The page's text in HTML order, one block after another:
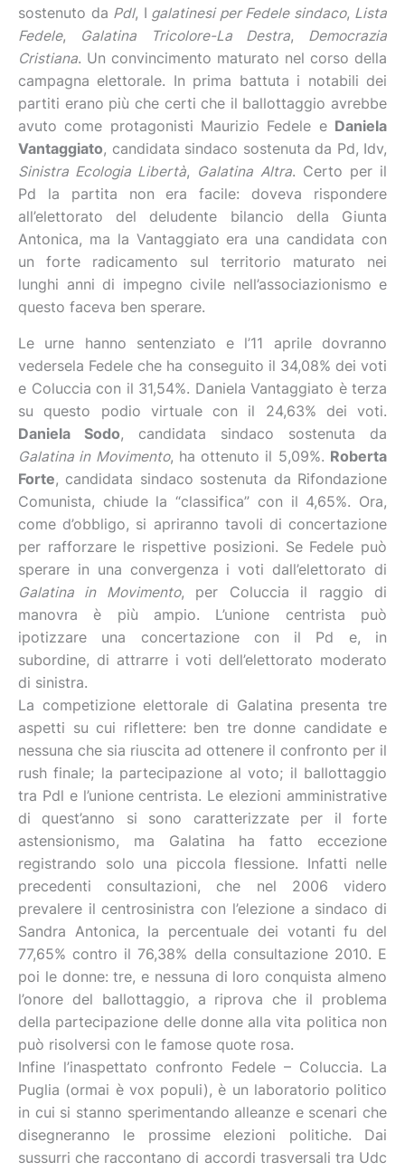
sostenuto da Pdl, I galatinesi per Fedele sindaco, Lista
Fedele, Galatina Tricolore-La Destra, Democrazia
Cristiana. Un convincimento maturato nel corso della
campagna elettorale. In prima battuta i notabili dei
partiti erano più che certi che il ballottaggio avrebbe
avuto come protagonisti Maurizio Fedele e Daniela
Vantaggiato, candidata sindaco sostenuta da Pd, Idv,
Sinistra Ecologia Libertà, Galatina Altra. Certo per il
Pd la partita non era facile: doveva rispondere
all’elettorato del deludente bilancio della Giunta
Antonica, ma la Vantaggiato era una candidata con
un forte radicamento sul territorio maturato nei
lunghi anni di impegno civile nell’associazionismo e
questo faceva ben sperare.
Le urne hanno sentenziato e l’11 aprile dovranno
vedersela Fedele che ha conseguito il 34,08% dei voti
e Coluccia con il 31,54%. Daniela Vantaggiato è terza
su questo podio virtuale con il 24,63% dei voti.
Daniela Sodo, candidata sindaco sostenuta da
Galatina in Movimento, ha ottenuto il 5,09%. Roberta
Forte, candidata sindaco sostenuta da Rifondazione
Comunista, chiude la “classifica” con il 4,65%. Ora,
come d’obbligo, si apriranno tavoli di concertazione
per rafforzare le rispettive posizioni. Se Fedele può
sperare in una convergenza i voti dall’elettorato di
Galatina in Movimento, per Coluccia il raggio di
manovra è più ampio. L’unione centrista può
ipotizzare una concertazione con il Pd e, in
subordine, di attrarre i voti dell’elettorato moderato
di sinistra.
La competizione elettorale di Galatina presenta tre
aspetti su cui riflettere: ben tre donne candidate e
nessuna che sia riuscita ad ottenere il confronto per il
rush finale; la partecipazione al voto; il ballottaggio
tra Pdl e l’unione centrista. Le elezioni amministrative
di quest’anno si sono caratterizzate per il forte
astensionismo, ma Galatina ha fatto eccezione
registrando solo una piccola flessione. Infatti nelle
precedenti consultazioni, che nel 2006 videro
prevalere il centrosinistra con l’elezione a sindaco di
Sandra Antonica, la percentuale dei votanti fu del
77,65% contro il 76,38% della consultazione 2010. E
poi le donne: tre, e nessuna di loro conquista almeno
l’onore del ballottaggio, a riprova che il problema
della partecipazione delle donne alla vita politica non
può risolversi con le famose quote rosa.
Infine l’inaspettato confronto Fedele – Coluccia. La
Puglia (ormai è vox populi), è un laboratorio politico
in cui si stanno sperimentando alleanze e scenari che
disegneranno le prossime elezioni politiche. Dai
sussurri che raccontano di accordi trasversali tra Udc